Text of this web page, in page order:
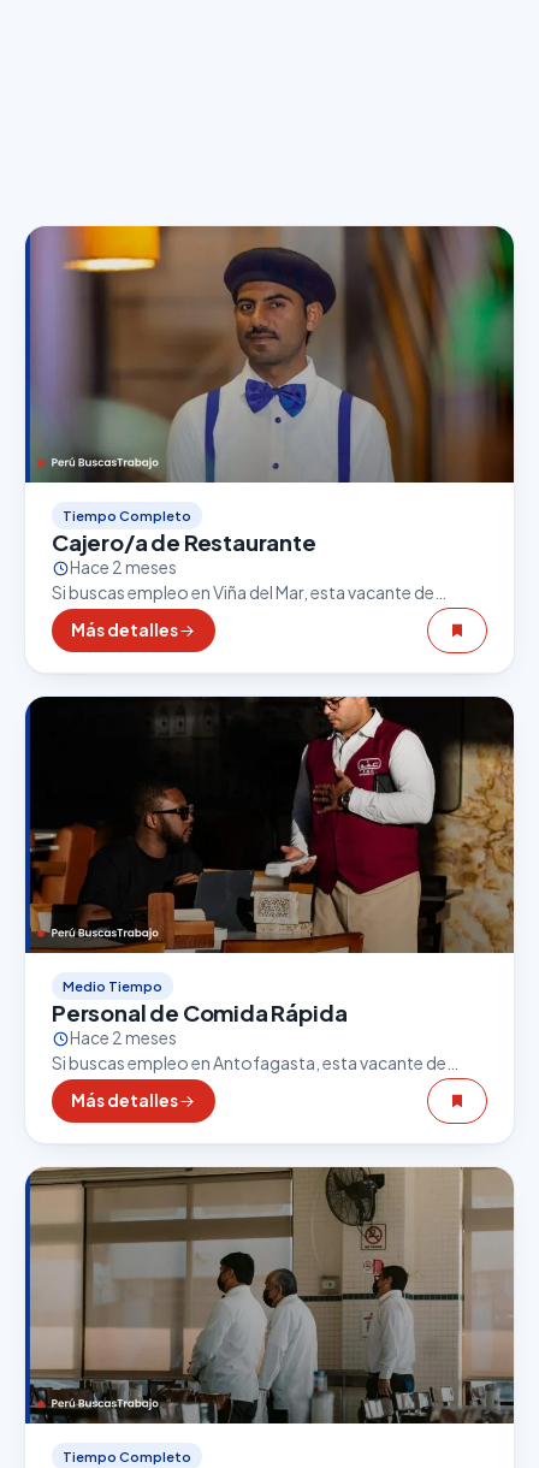
Tiempo Completo
Cajero/a de Restaurante
Hace 2 meses
Si buscas empleo en Viña del Mar, esta vacante de
Cajero/a de Restaurante puede ser una excelente
oportunidad. El sector gastronómico es uno de…
Más detalles
Medio Tiempo
Personal de Comida Rápida
Hace 2 meses
Si buscas empleo en Antofagasta, esta vacante de
Personal de Comida Rápida puede ser una excelente
oportunidad. El sector gastronómico es uno de los…
Más detalles
Tiempo Completo